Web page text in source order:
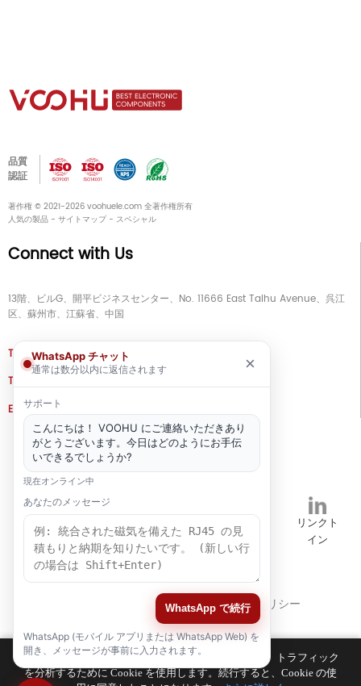
品質
認証
著作権 © 2021-2026 voohuele.com 全著作権所有
人気の製品 - サイトマップ- スペシャル
Connect with Us
13階、ビルG、開平ビジネスセンター、No. 11666 East Taihu Avenue、呉江
区、蘇州市、江蘇省、中国
TEL
+86 133 5804 1040 (WhatsApp)
TEL
E-MAIL
ソーシャルメディア
TikTok YouTube
ワッツア
ップ
インスタグ
ラム
リンクト
イン
人事 プライバシーポリシー
お客様のブラウジング エクスペリエンスを向上させ、トラフィック
を分析するために Cookie を使用します。続行すると、Cookie の使
WhatsApp チャット
通常は数分以内に返信されます ×
サポート
こんにちは！ VOOHU にご連絡いただきあり
がとうございます。今日はどのようにお手伝
いできるでしょうか?
現在オンライン中
あなたのメッセージ
WhatsApp で続行
WhatsApp (モバイル アプリまたは WhatsApp Web) を
開き、メッセージが事前に入力されます。